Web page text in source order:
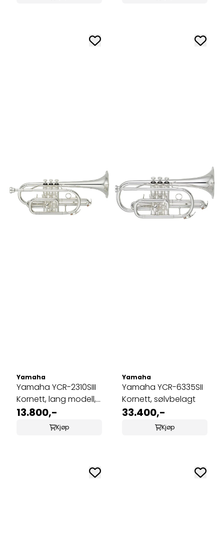
Yamaha
Yamaha YCR-2310SIII
Kornett, lang modell,
forsølvet
13.800,-
Kjøp
Yamaha
Yamaha YCR-6335SII
Kornett, sølvbelagt
33.400,-
Kjøp